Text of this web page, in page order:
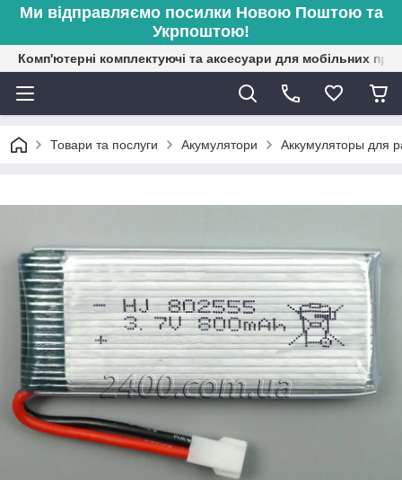
Ми відправляємо посилки Новою Поштою та
Укрпоштою!
Комп'ютерні комплектуючі та аксесуари для мобільних
Товари та послуги Акумулятори Аккумуляторы для